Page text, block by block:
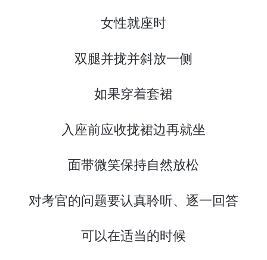
女性就座时
双腿并拢并斜放一侧
如果穿着套裙
入座前应收拢裙边再就坐
面带微笑保持自然放松
对考官的问题要认真聆听、逐一回答
可以在适当的时候